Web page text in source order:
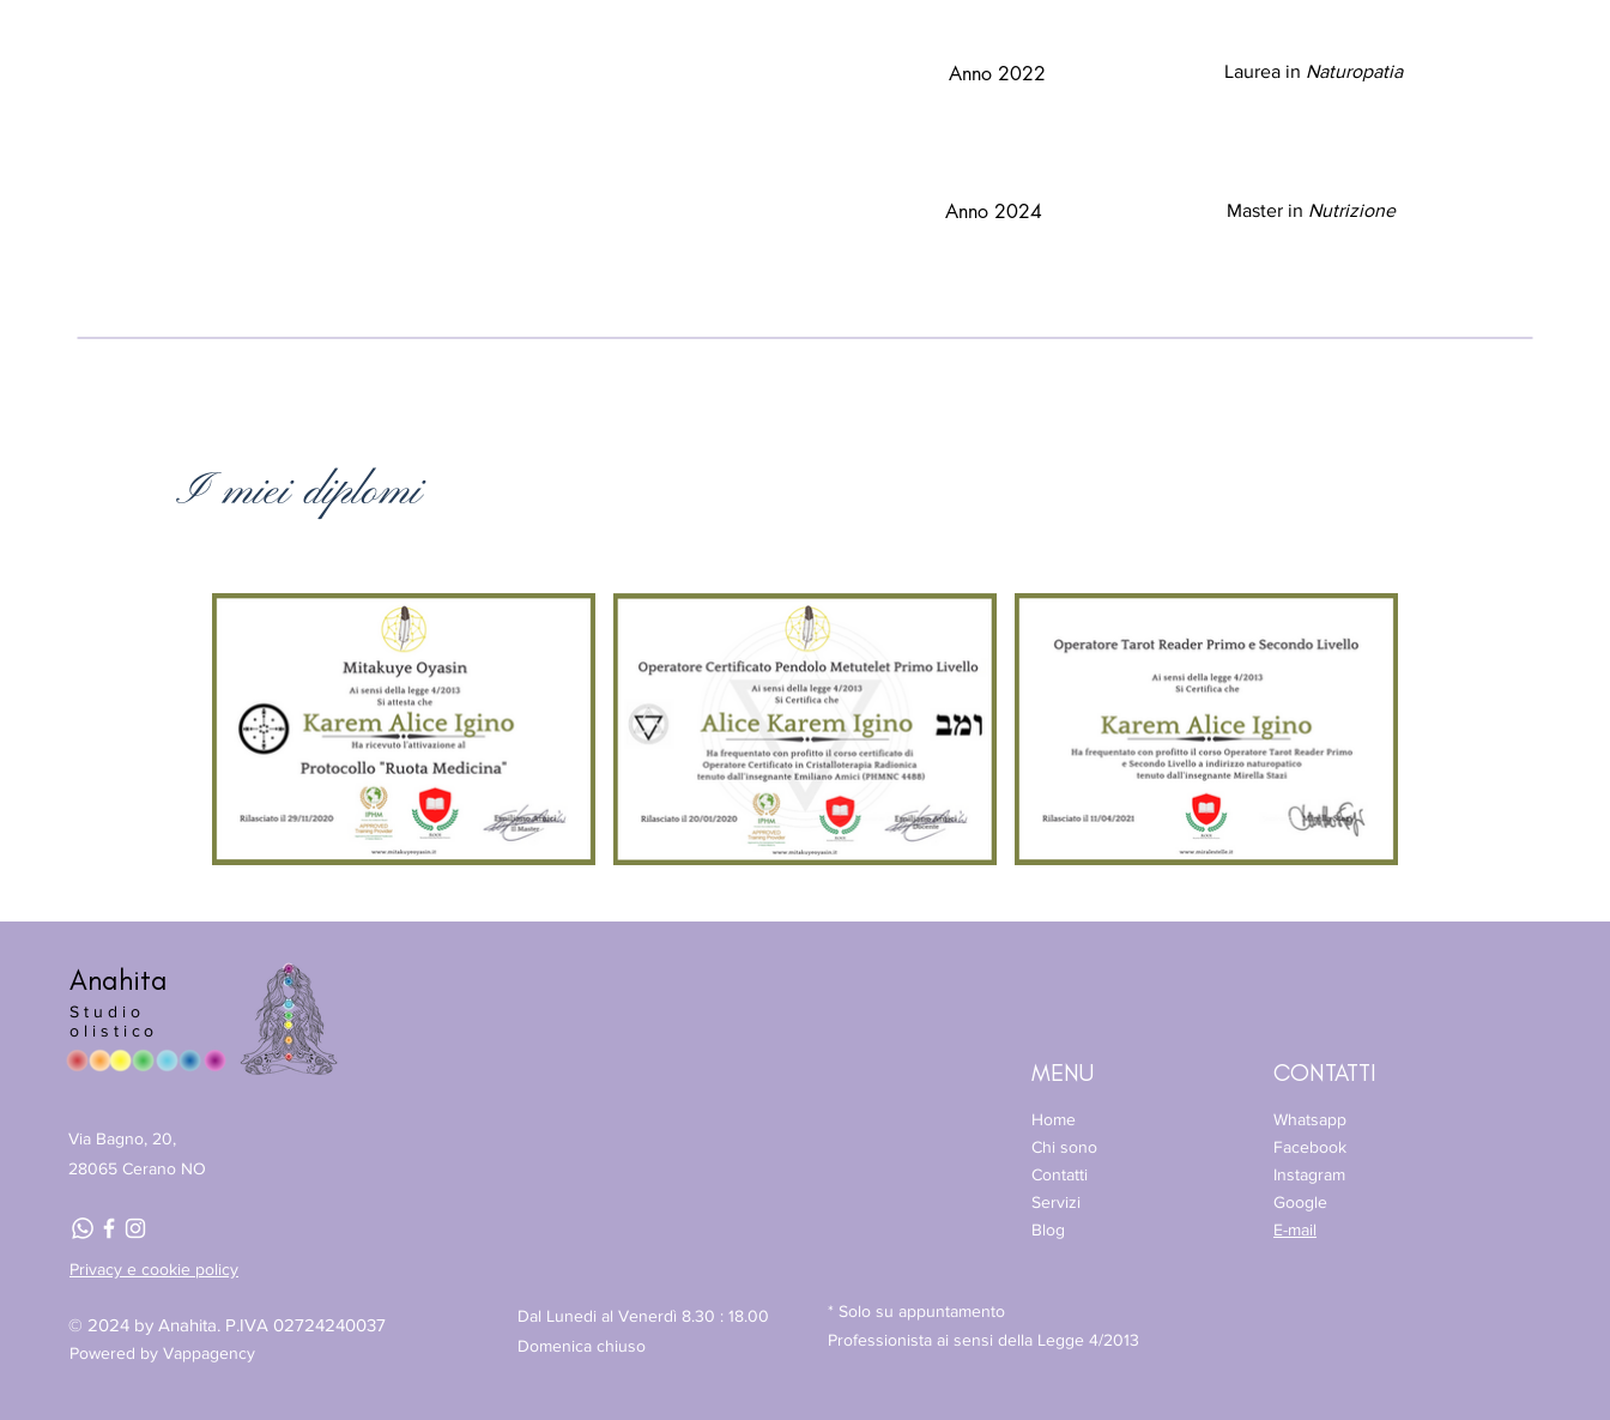
Anno 2022 Laurea in Naturopatia
Anno 2024 Master in Nutrizione
I miei diplomi
Anahita
Studio
olistico
Via Bagno, 20,
28065 Cerano NO
Privacy e cookie policy
© 2024 by Anahita. P.IVA 02724240037
Powered by Vappagency
Dal Lunedi al Venerdì 8.30 : 18.00
Domenica chiuso
MENU
Home
Chi sono
Contatti
Servizi
Blog
CONTATTI
Whatsapp
Facebook
Instagram
Google
E-mail
* Solo su appuntamento
Professionista ai sensi della Legge 4/2013